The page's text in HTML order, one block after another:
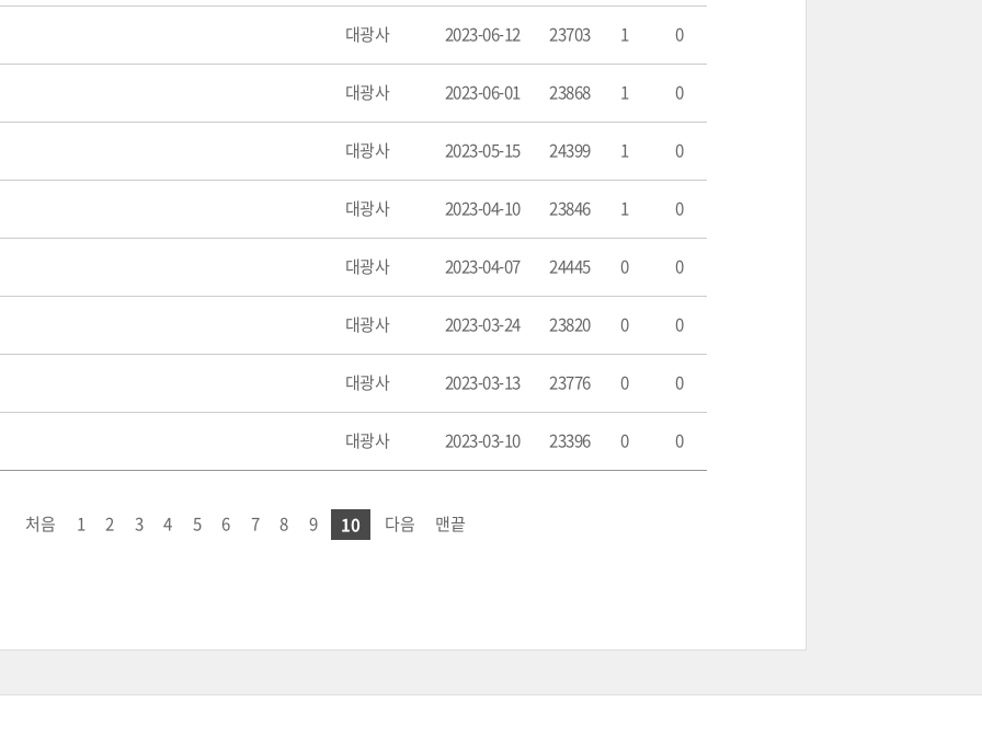
대광사 2023-06-12 23703 1 0
대광사 2023-06-01 23868 1 0
대광사 2023-05-15 24399 1 0
대광사 2023-04-10 23846 1 0
대광사 2023-04-07 24445 0 0
대광사 2023-03-24 23820 0 0
대광사 2023-03-13 23776 0 0
대광사 2023-03-10 23396 0 0
처음 1 2 3 4 5 6 7 8 9 10 다음 맨끝